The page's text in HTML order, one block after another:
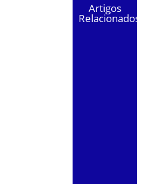
Artigos
Relacionados